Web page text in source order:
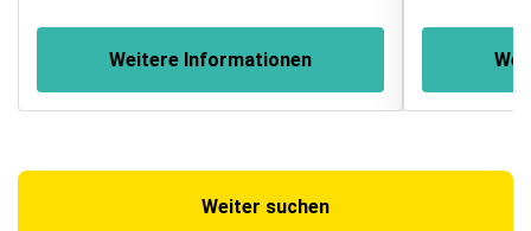
Weitere Informationen
Weiter suchen